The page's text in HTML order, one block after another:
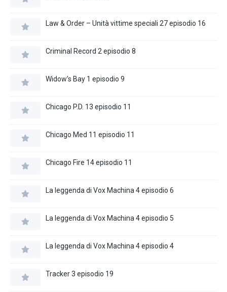
Law & Order – Unità vittime speciali 27 episodio 16
Criminal Record 2 episodio 8
Widow’s Bay 1 episodio 9
Chicago P.D. 13 episodio 11
Chicago Med 11 episodio 11
Chicago Fire 14 episodio 11
La leggenda di Vox Machina 4 episodio 6
La leggenda di Vox Machina 4 episodio 5
La leggenda di Vox Machina 4 episodio 4
Tracker 3 episodio 19